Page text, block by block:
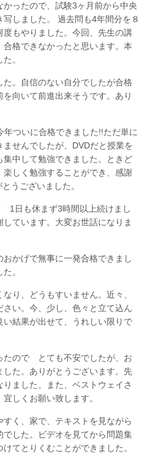
ったので、試験3ヶ月前から中央
しました。 過去問も4年間分を８
度もやりました。今回、先生の講
格できなかったと思います。本
。
。自信のない自分でしたが合格
向いて前進出来そうです。あり
年ついに合格できました!!ただ単に
せんでしたが、DVDだと授業を
中して勉強できました。ときど
楽しく勉強することができ、感謝
うございました。
1日も休まず3時間以上続けまし
ています。大変お世話になりま
かげで無事に一発合格できまし
。
り、どうもすいません。近々、
い。今、少し、色々と立て込ん
い結果が出せて、うれしい限りで
ので とても不安でしたが、お
した。ありがとうございます。先
ました。また、ベストウェイさ
しくお願い致します。
く、家で、テキストを見ながら
した。ビデオを見てから問題集
てとりくむことができました。